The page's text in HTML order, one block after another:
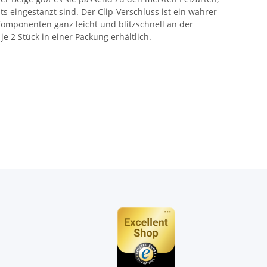
eingestanzt sind. Der Clip-Verschluss ist ein wahrer
ganz leicht und blitzschnell an der
2 Stück in einer Packung erhältlich.